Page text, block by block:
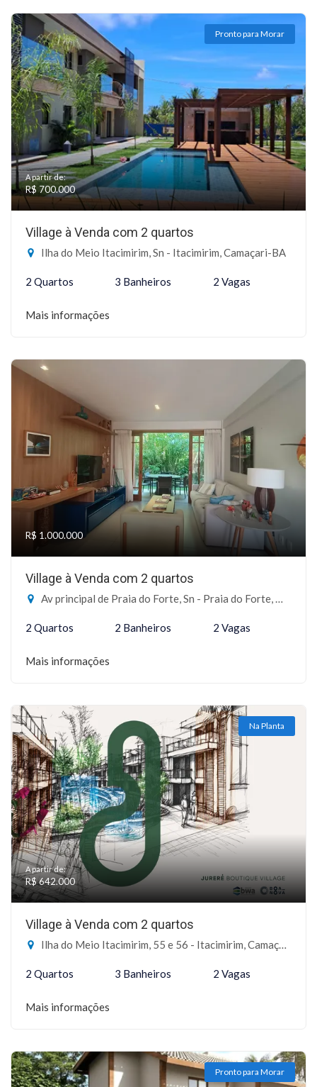
Pronto para Morar
A partir de:
R$ 700.000
Village à Venda com 2 quartos
Ilha do Meio Itacimirim, Sn - Itacimirim, Camaçari-BA
2 Quartos 3 Banheiros 2 Vagas
Mais informações
R$ 1.000.000
Village à Venda com 2 quartos
Av principal de Praia do Forte, Sn - Praia do Forte, Mata de São João-BA
2 Quartos 2 Banheiros 2 Vagas
Mais informações
Na Planta
A partir de:
R$ 642.000
Village à Venda com 2 quartos
Ilha do Meio Itacimirim, 55 e 56 - Itacimirim, Camaçari-BA
2 Quartos 3 Banheiros 2 Vagas
Mais informações
Pronto para Morar